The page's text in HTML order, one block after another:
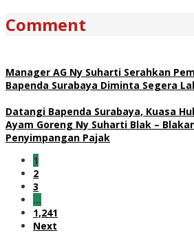
Comment
Manager AG Ny Suharti Serahkan
Bapenda Surabaya Diminta Segera
Datangi Bapenda Surabaya, Kuasa
Ayam Goreng Ny Suharti Blak –
Penyimpangan Pajak
1
2
3
…
1,241
Next